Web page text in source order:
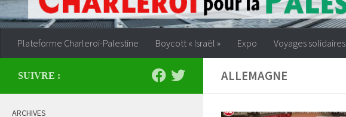
Plateforme Charleroi-Palestine Boycott « Israël » Expo Voyages solidaires
ALLEMAGNE
SUIVRE :
ARCHIVES